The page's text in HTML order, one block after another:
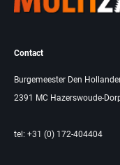
Contact
Burgemeester Den
2391 MC Hazerswoude-
tel: +31 (0) 172-404404